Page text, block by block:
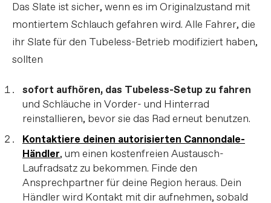
Das Slate ist sicher, wenn es im Originalzustand mit
montiertem Schlauch gefahren wird. Alle Fahrer, die
ihr Slate für den Tubeless-Betrieb modifiziert haben,
sollten
sofort aufhören, das Tubeless-Setup zu fahren
und Schläuche in Vorder- und Hinterrad
reinstallieren, bevor sie das Rad erneut benutzen.
Kontaktiere deinen autorisierten Cannondale-
Händler, um einen kostenfreien Austausch-
Laufradsatz zu bekommen. Finde den
Ansprechpartner für deine Region heraus. Dein
Händler wird Kontakt mit dir aufnehmen, sobald